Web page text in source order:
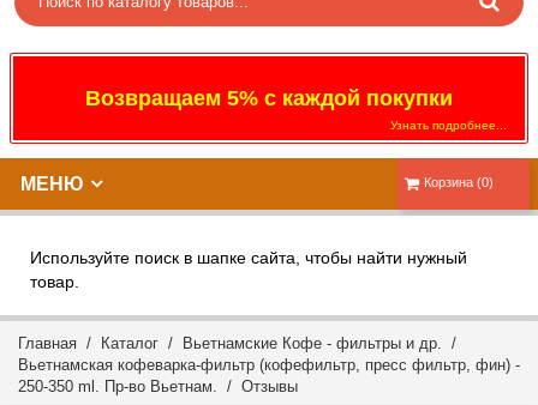
Возвращаем 5% с каждой покупки
Узнать подробнее...
Корзина (0)
МЕНЮ
Используйте поиск в шапке сайта, чтобы найти нужный
товар.
Главная / Каталог / Вьетнамские Кофе - фильтры и др. /
Вьетнамская кофеварка-фильтр (кофефильтр, пресс фильтр, фин) -
250-350 ml. Пр-во Вьетнам. / Отзывы